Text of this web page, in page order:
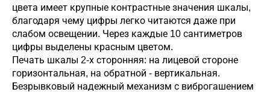
цвета имеет крупные контрастные значения шкалы,
благодаря чему цифры легко читаются даже при
слабом освещении. Через каждые 10 сантиметров
цифры выделены красным цветом.
Печать шкалы 2-х сторонняя: на лицевой стороне
горизонтальная, на обратной - вертикальная.
Безрывковый надежный механизм с виброгашением